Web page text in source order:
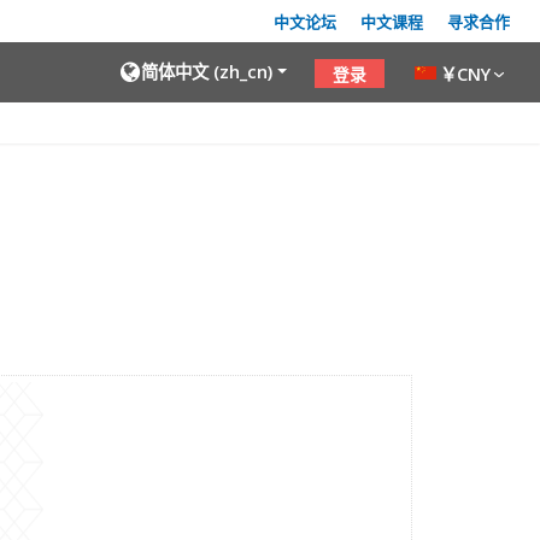
中文论坛 中文课程 寻求合作
简体中文 ‎(zh_cn)‎ 登录 ￥CNY